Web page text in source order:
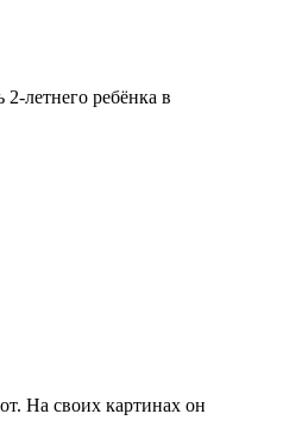
летнего ребёнка в
На своих картинах он